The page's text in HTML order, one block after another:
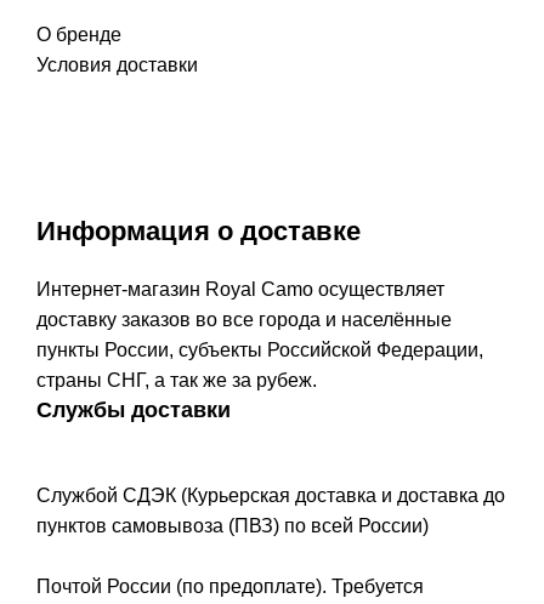
О бренде
Условия доставки
Информация о доставке
Интернет-магазин Royal Camo осуществляет
доставку заказов во все города и населённые
пункты России, субъекты Российской Федерации,
страны СНГ, а так же за рубеж.
Службы доставки
Службой СДЭК (Курьерская доставка и доставка до
пунктов самовывоза (ПВЗ) по всей России)
Почтой России (по предоплате). Требуется